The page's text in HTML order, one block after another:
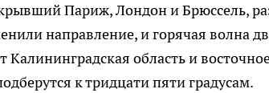
Париж, Лондон и Брюссель,
направление, и горячая волна
область и
к тридцати пяти градусам.